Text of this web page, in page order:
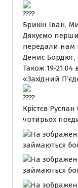
Брикін Іван,
Дякуємо
передали нам
Денис Бордюг,
Також 19-21.04
«Західний
Крістєв
чотирьох